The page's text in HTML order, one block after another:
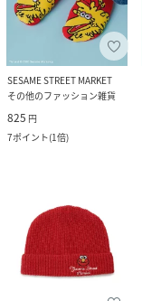
SESAME STREET MARKET
その他のファッション雑貨
825 円
7ポイント(1倍)